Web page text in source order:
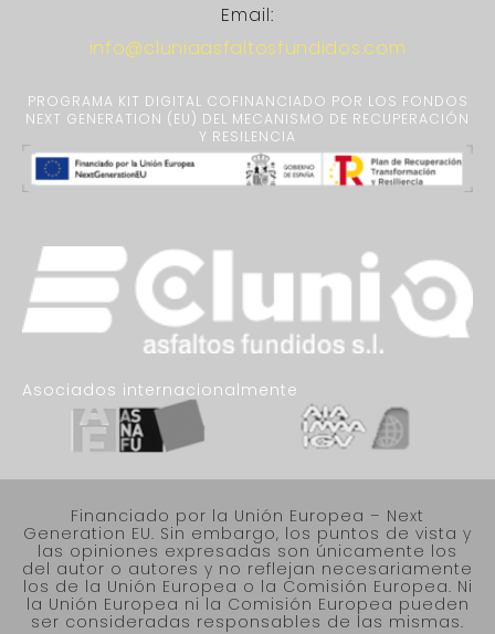
Email:
info@cluniaasfaltosfundidos.com
PROGRAMA KIT DIGITAL COFINANCIADO POR LOS FONDOS
NEXT GENERATION (EU) DEL MECANISMO DE RECUPERACIÓN
Y RESILENCIA
Asociados internacionalmente
Financiado por la Unión Europea – Next
Generation EU. Sin embargo, los puntos de vista y
las opiniones expresadas son únicamente los
del autor o autores y no reflejan necesariamente
los de la Unión Europea o la Comisión Europea. Ni
la Unión Europea ni la Comisión Europea pueden
ser consideradas responsables de las mismas.